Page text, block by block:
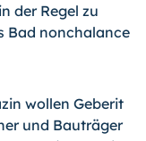
der Regel zu
Bad nonchalance
wollen Geberit
und Bauträger